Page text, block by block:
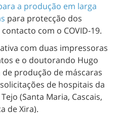
a produção em larga
para protecção dos
com o COVID-19.
com duas impressoras
e o doutorando Hugo
produção de máscaras
de hospitais da
(Santa Maria, Cascais,
de Xira).